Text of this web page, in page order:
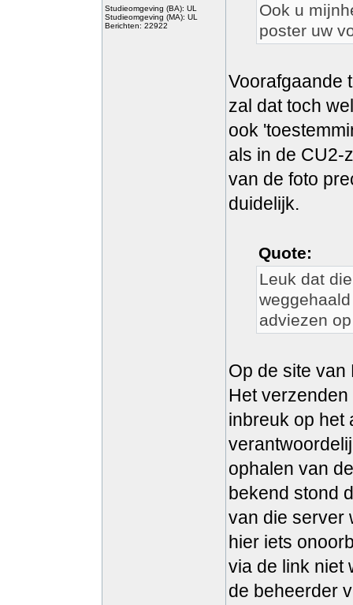
Studieomgeving (BA): UL
Studieomgeving (MA): UL
Berichten: 22922
Ook u
poster uw
Voorafgaande
zal dat toch
ook
als in de CU2-
van de foto
duidelijk.
Quote:
Leuk dat
adviezen
Op de site van
Het
inbreuk op het
ophalen van
bekend stond
van die server
hier iets
via de link niet
de beheerder